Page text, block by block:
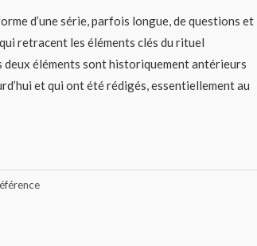
d’une série, parfois longue, de questions et
retracent les éléments clés du rituel
deux éléments sont historiquement antérieurs
et qui ont été rédigés, essentiellement au